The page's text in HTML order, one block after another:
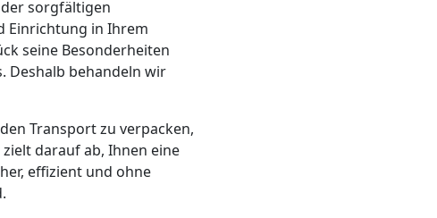
sorgfältigen
Einrichtung in Ihrem
seine Besonderheiten
Deshalb behandeln wir
Transport zu verpacken,
darauf ab, Ihnen eine
effizient und ohne